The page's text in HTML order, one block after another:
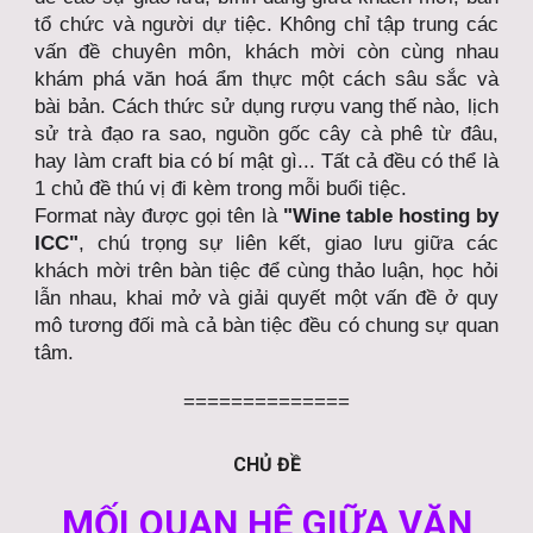
tổ chức và người dự tiệc. Không chỉ tập trung các
vấn đề chuyên môn, khách mời còn cùng nhau
khám phá văn hoá ẩm thực một cách sâu sắc và
bài bản. Cách thức sử dụng rượu vang thế nào, lịch
sử trà đạo ra sao, nguồn gốc cây cà phê từ đâu,
hay làm craft bia có bí mật gì... Tất cả đều có thể là
1 chủ đề thú vị đi kèm trong mỗi buổi tiệc.
Format này được gọi tên là "Wine table hosting by
ICC", chú trọng sự liên kết, giao lưu giữa các
khách mời trên bàn tiệc để cùng thảo luận, học hỏi
lẫn nhau, khai mở và giải quyết một vấn đề ở quy
mô tương đối mà cả bàn tiệc đều có chung sự quan
tâm.
==============
CHỦ ĐỀ
MỐI QUAN HỆ GIỮA VĂN